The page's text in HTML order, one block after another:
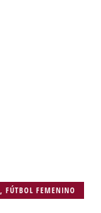
,FÚTBOL FEMENINO